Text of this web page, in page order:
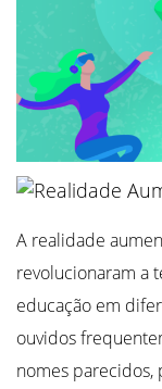
A realidade
revolucionaram a
educação em
ouvidos
nomes parecidos,